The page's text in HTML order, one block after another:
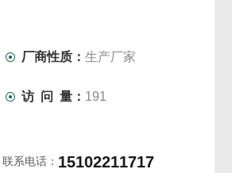
厂商性质：生产厂家
访 问 量： 191
联系电话： 15102211717